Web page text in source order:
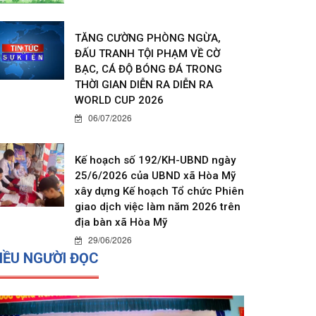
TĂNG CƯỜNG PHÒNG NGỪA,
ĐẤU TRANH TỘI PHẠM VỀ CỜ
BẠC, CÁ ĐỘ BÓNG ĐÁ TRONG
THỜI GIAN DIỄN RA DIỄN RA
WORLD CUP 2026
06/07/2026
Kế hoạch số 192/KH-UBND ngày
25/6/2026 của UBND xã Hòa Mỹ
xây dựng Kế hoạch Tổ chức Phiên
giao dịch việc làm năm 2026 trên
địa bàn xã Hòa Mỹ
29/06/2026
NGƯỜI ĐỌC